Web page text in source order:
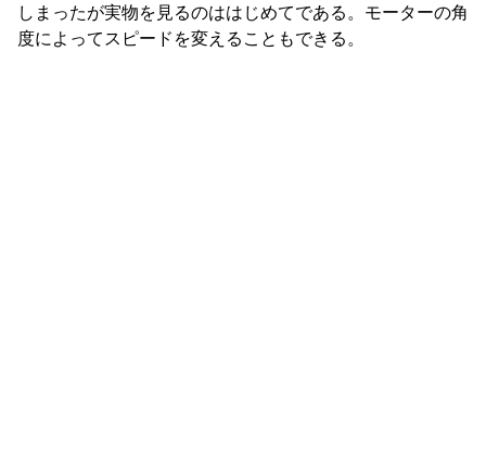
しまったが実物を見るのははじめてである。モーターの角
度によってスピードを変えることもできる。